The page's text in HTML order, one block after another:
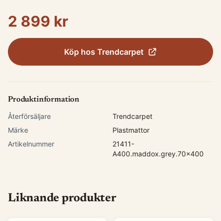
2 899 kr
Köp hos Trendcarpet
Produktinformation
Återförsäljare
Trendcarpet
Märke
Plastmattor
Artikelnummer
21411-
A400.maddox.grey.70x400
Liknande produkter